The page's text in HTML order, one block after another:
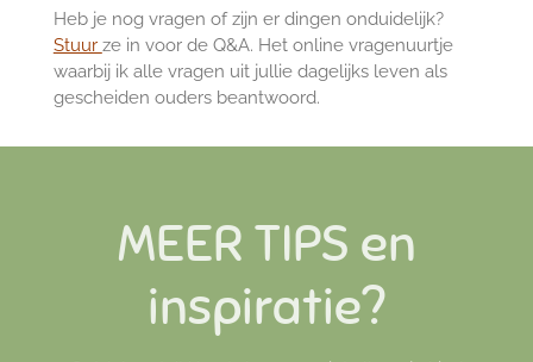
Heb je nog vragen of zijn er dingen onduidelijk?
Stuur ze in voor de Q&A. Het online vragenuurtje
waarbij ik alle vragen uit jullie dagelijks leven als
gescheiden ouders beantwoord.
MEER TIPS en
inspiratie?